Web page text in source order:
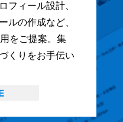
フィール設計、
ルの作成など、
をご提案。集
くりをお手伝い